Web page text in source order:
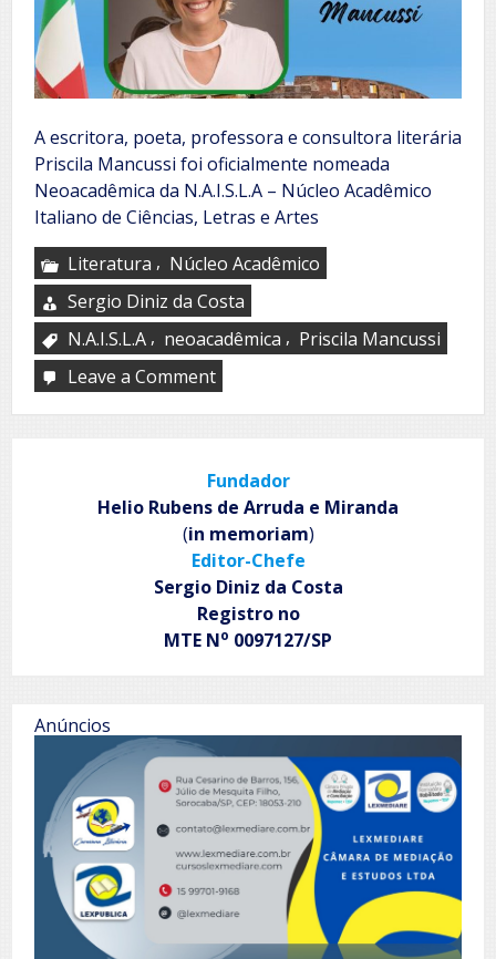
A escritora, poeta, professora e consultora literária
Priscila Mancussi foi oficialmente nomeada
Neoacadêmica da N.A.I.S.L.A – Núcleo Acadêmico
Italiano de Ciências, Letras e Artes
Literatura , Núcleo Acadêmico
Sergio Diniz da Costa
N.A.I.S.L.A , neoacadêmica , Priscila Mancussi
Leave a Commenton
Fundador
Helio Rubens de Arruda e Miranda
(in memoriam)
Editor-Chefe
Sergio Diniz da Costa
Registro no
MTE No 0097127/SP
Anúncios